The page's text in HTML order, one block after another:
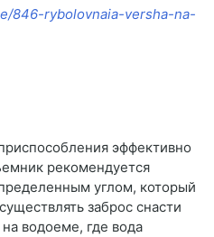
846-rybolovnaia-versha-na-
эффективно
рекомендуется
углом, который
заброс снасти
водоеме, где вода